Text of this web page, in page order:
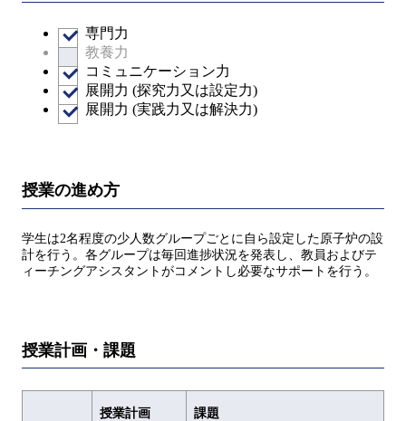
専門力
教養力
コミュニケーション力
展開力 (探究力又は設定力)
展開力 (実践力又は解決力)
授業の進め方
学生は2名程度の少人数グループごとに自ら設定した原子炉の設
計を行う。各グループは毎回進捗状況を発表し、教員およびテ
ィーチングアシスタントがコメントし必要なサポートを行う。
授業計画・課題
授業計画 課題